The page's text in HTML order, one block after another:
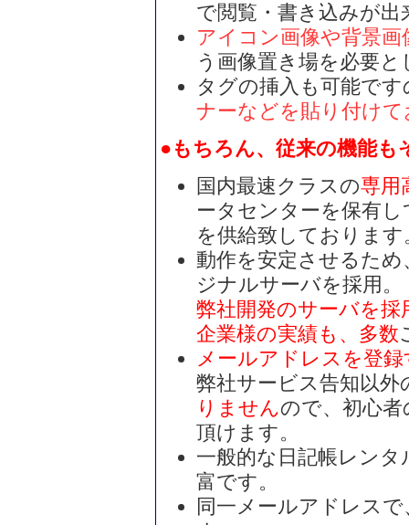
で閲覧・書き込みが出
アイコン画像や背景
う画像置き場を必要
タグの挿入も可能です
ナーなどを貼り付け
●もちろん、従来の機能
国内最速クラスの専用
ータセンターを保有
を供給致しております
動作を安定させるた
ジナルサーバを採用。
弊社開発のサーバを
企業様の実績も、多数
メールアドレスを登
弊社サービス告知以外
りませんので、初心
頂けます。
一般的な日記帳レン
富です。
同一メールアドレスで